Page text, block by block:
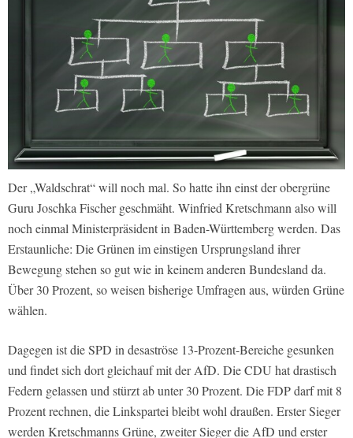
Der „Waldschrat“ will noch mal. So hatte ihn einst der obergrüne
Guru Joschka Fischer geschmäht. Winfried Kretschmann also will
noch einmal Ministerpräsident in Baden-Württemberg werden. Das
Erstaunliche: Die Grünen im einstigen Ursprungsland ihrer
Bewegung stehen so gut wie in keinem anderen Bundesland da.
Über 30 Prozent, so weisen bisherige Umfragen aus, würden Grüne
wählen.
Dagegen ist die SPD in desaströse 13-Prozent-Bereiche gesunken
und findet sich dort gleichauf mit der AfD. Die CDU hat drastisch
Federn gelassen und stürzt ab unter 30 Prozent. Die FDP darf mit 8
Prozent rechnen, die Linkspartei bleibt wohl draußen. Erster Sieger
werden Kretschmanns Grüne, zweiter Sieger die AfD und erster